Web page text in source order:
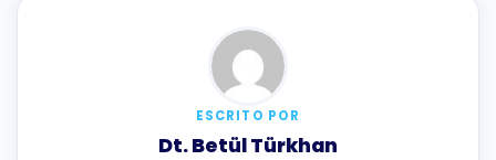
ESCRITO POR
Dt. Betül Türkhan